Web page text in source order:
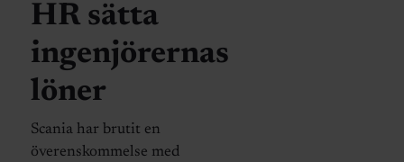
HR sätta
ingenjörernas
löner
Scania har brutit en
överenskommelse med